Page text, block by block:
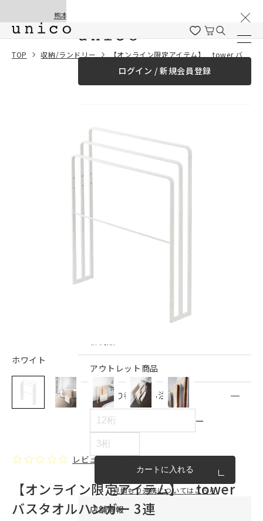
熊本地震の影響による配送遅延と停止について
ログイン / 新規会員登録
商品カテゴリー一覧
家具
ラグ
アウトレット商品
見積もり番号から注文する
ー
カートに入れる
見積もり連携についてはこちら
店舗情報
TOP 収納/ランドリー 【オンライン限定アイテム】 tower バスタオルハンガー 3連
一緒に購入する
ホワイト
レビューを書く
【オンライン限定アイテム】 tower
バスタオルハンガー 3連